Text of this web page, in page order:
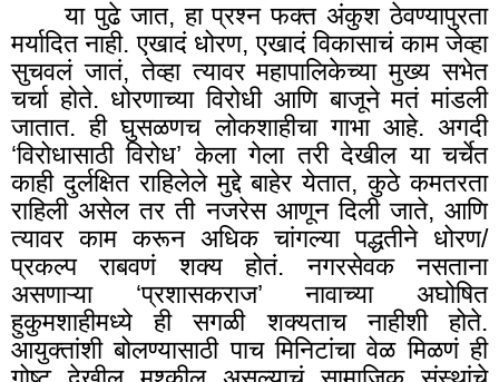
या पुढे जात, हा प्रश्न फक्त अंकुश ठेवण्यापुरता
मर्यादित नाही. एखादं धोरण, एखादं विकासाचं काम जेव्हा
सुचवलं जातं, तेव्हा त्यावर महापालिकेच्या मुख्य सभेत
चर्चा होते. धोरणाच्या विरोधी आणि बाजूने मतं मांडली
जातात. ही घुसळणच लोकशाहीचा गाभा आहे. अगदी
‘विरोधासाठी विरोध’ केला गेला तरी देखील या चर्चेत
काही दुर्लक्षित राहिलेले मुद्दे बाहेर येतात, कुठे कमतरता
राहिली असेल तर ती नजरेस आणून दिली जाते, आणि
त्यावर काम करून अधिक चांगल्या पद्धतीने धोरण/
प्रकल्प राबवणं शक्य होतं. नगरसेवक नसताना
असणाऱ्या ‘प्रशासकराज’ नावाच्या अघोषित
हुकुमशाहीमध्ये ही सगळी शक्यताच नाहीशी होते.
आयुक्तांशी बोलण्यासाठी पाच मिनिटांचा वेळ मिळणं ही